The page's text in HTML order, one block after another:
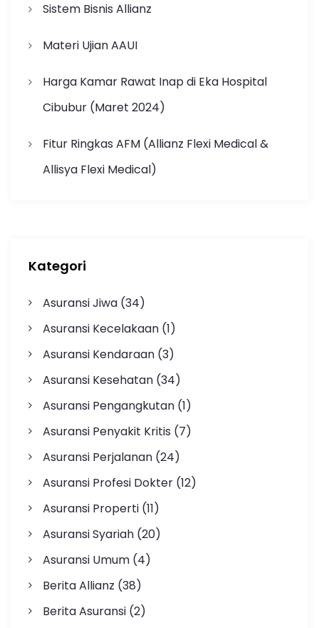
Sistem Bisnis Allianz
Materi Ujian AAUI
Harga Kamar Rawat Inap di Eka Hospital
Cibubur (Maret 2024)
Fitur Ringkas AFM (Allianz Flexi Medical &
Allisya Flexi Medical)
Kategori
Asuransi Jiwa(34)
Asuransi Kecelakaan(1)
Asuransi Kendaraan(3)
Asuransi Kesehatan(34)
Asuransi Pengangkutan(1)
Asuransi Penyakit Kritis (7)
Asuransi Perjalanan(24)
Asuransi Profesi Dokter(12)
Asuransi Properti(11)
Asuransi Syariah(20)
Asuransi Umum(4)
Berita Allianz (38)
Berita Asuransi(2)